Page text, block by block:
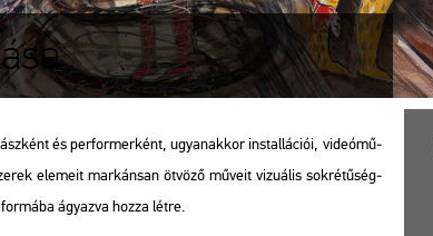
és per­for­mer­ként, ugyan­ak­kor ins­tal­lá­ci­ói, vi­deó­mű­
ele­me­it mar­kán­san öt­vö­ző mű­ve­it vi­zu­á­lis sok­ré­tű­ség­
ágyaz­va hozza létre.